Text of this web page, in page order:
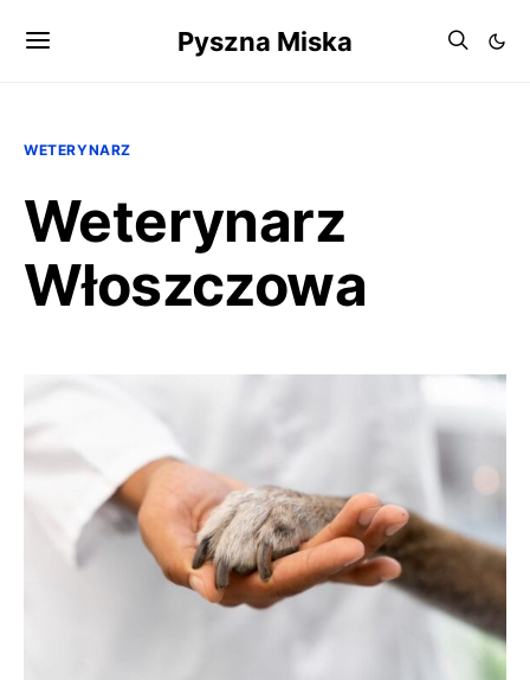
Pyszna Miska
WETERYNARZ
Weterynarz
Włoszczowa